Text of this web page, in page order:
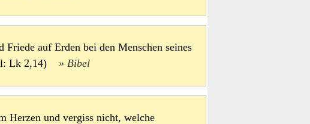
Friede auf Erden bei den Menschen seines
Lk 2,14)
Bibel
Herzen und vergiss nicht, welche